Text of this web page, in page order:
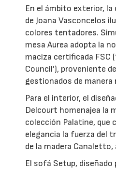
En el ámbito exterior,
de Joana Vasconcelos
colores tentadores.
mesa Aurea adopta la
maciza certificada FSC
Council’), proveniente
gestionados de manera
Para el interior, el
Delcourt homenajea la
colección Palatine, que
elegancia la fuerza del
de la madera Canaletto,
El sofá Setup, diseñado